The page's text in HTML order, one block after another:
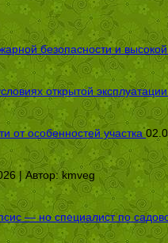
безопасности и
открытой эксплуатации
от особенностей участка
| Автор:kmveg
— но специалист по